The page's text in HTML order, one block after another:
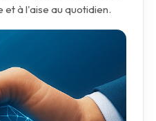
à l'aise au quotidien.